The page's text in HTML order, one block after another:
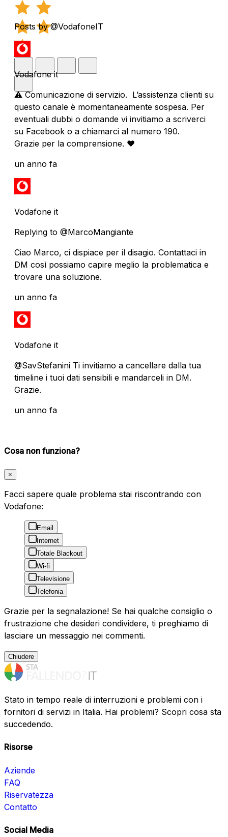
Posts by @VodafoneIT
Vodafone it
⚠️ Comunicazione di servizio. L’assistenza clienti su
questo canale è momentaneamente sospesa. Per
eventuali dubbi o domande vi invitiamo a scriverci
su Facebook o a chiamarci al numero 190.
Grazie per la comprensione. ❤️
un anno fa
Vodafone it
Replying to @MarcoMangiante
Ciao Marco, ci dispiace per il disagio. Contattaci in
DM così possiamo capire meglio la problematica e
trovare una soluzione.
un anno fa
Vodafone it
@SavStefanini Ti invitiamo a cancellare dalla tua
timeline i tuoi dati sensibili e mandarceli in DM.
Grazie.
un anno fa
Cosa non funziona?
×
Facci sapere quale problema stai riscontrando con
Vodafone:
Email
Internet
Totale Blackout
Wi-fi
Televisione
Telefonia
Grazie per la segnalazione! Se hai qualche consiglio o
frustrazione che desideri condividere, ti preghiamo di
lasciare un messaggio nei commenti.
Chiudere
Stato in tempo reale di interruzioni e problemi con i
fornitori di servizi in Italia. Hai problemi? Scopri cosa sta
succedendo.
Risorse
Aziende
FAQ
Riservatezza
Contatto
Social Media